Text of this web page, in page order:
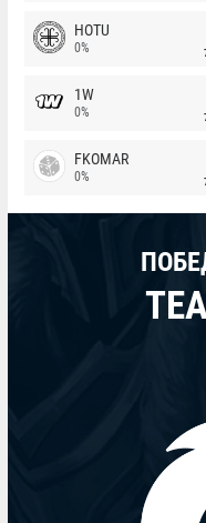
HOTU
0%
1W
0%
FKOMAR
0%